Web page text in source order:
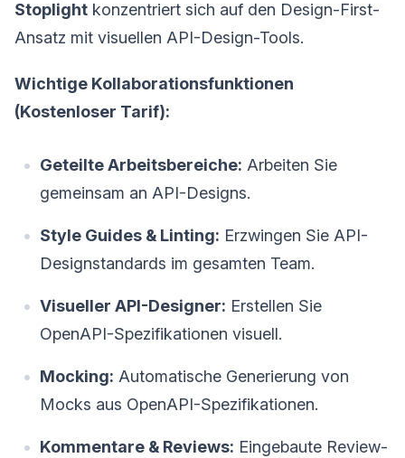
Stoplight konzentriert sich auf den Design-First-
Ansatz mit visuellen API-Design-Tools.
Wichtige Kollaborationsfunktionen
(Kostenloser Tarif):
Geteilte Arbeitsbereiche: Arbeiten Sie
gemeinsam an API-Designs.
Style Guides & Linting: Erzwingen Sie API-
Designstandards im gesamten Team.
Visueller API-Designer: Erstellen Sie
OpenAPI-Spezifikationen visuell.
Mocking: Automatische Generierung von
Mocks aus OpenAPI-Spezifikationen.
Kommentare & Reviews: Eingebaute Review-